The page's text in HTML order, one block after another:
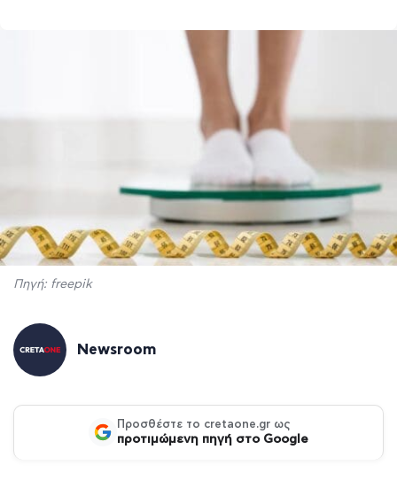
Πηγή: freepik
Newsroom
Προσθέστε το cretaone.gr ως
προτιμώμενη πηγή στο Google